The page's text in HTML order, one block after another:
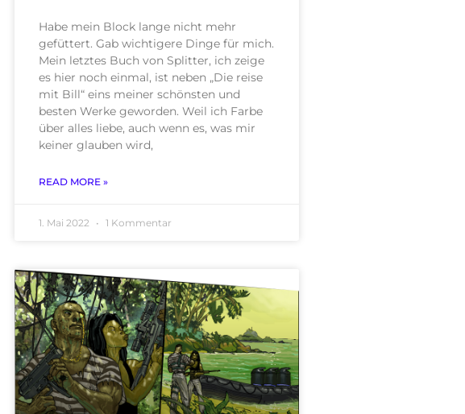
Habe mein Block lange nicht mehr
gefüttert. Gab wichtigere Dinge für mich.
Mein letztes Buch von Splitter, ich zeige
es hier noch einmal, ist neben „Die reise
mit Bill“ eins meiner schönsten und
besten Werke geworden. Weil ich Farbe
über alles liebe, auch wenn es, was mir
keiner glauben wird,
READ MORE »
1. Mai 2022 1 Kommentar